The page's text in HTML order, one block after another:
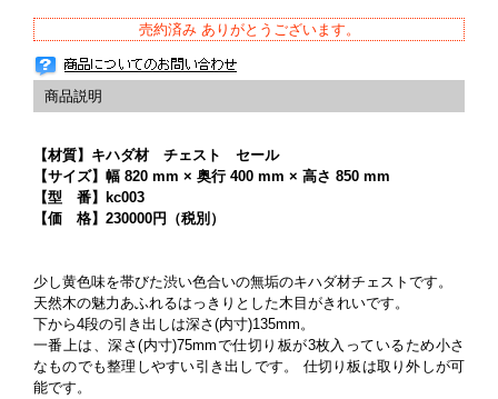
売約済み ありがとうございます。
【材質】キハダ材 チェスト セール
【サイズ】幅 820 mm × 奥行 400 mm × 高さ 850 mm
【型 番】kc003
【価 格】230000円（税別）
少し黄色味を帯びた渋い色合いの無垢のキハダ材チェストです。
天然木の魅力あふれるはっきりとした木目がきれいです。
下から4段の引き出しは深さ(内寸)135mm。
一番上は、深さ(内寸)75mmで仕切り板が3枚入っているため小さ
なものでも整理しやすい引き出しです。 仕切り板は取り外しが可
能です。